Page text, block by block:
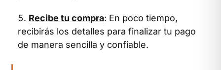
Recibe tu compra: En poco tiempo,
recibirás los detalles para finalizar tu pago
de manera sencilla y confiable.